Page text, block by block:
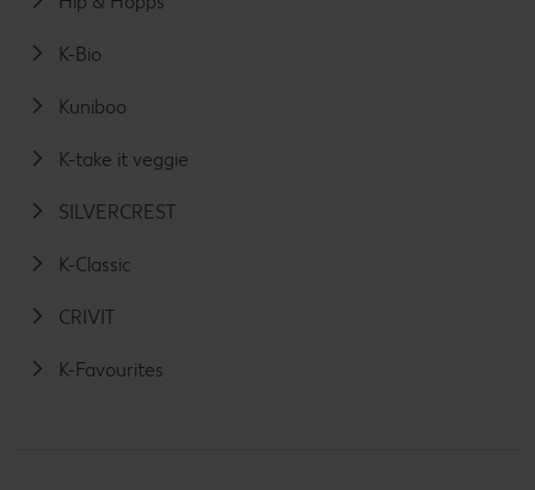
K-Bio
Kuniboo
K-take it veggie
SILVERCREST
K-Classic
CRIVIT
K-Favourites